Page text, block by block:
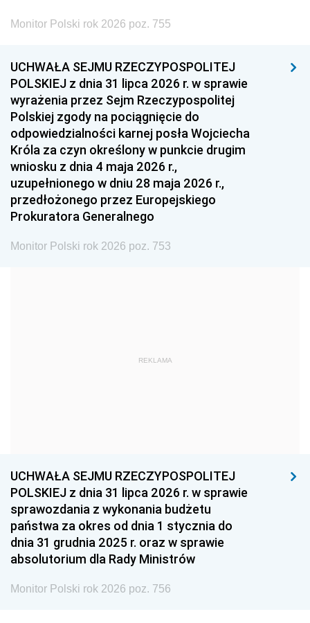
1996 1995 1994
1993 1992 1991
1990 1989
1987 1986 1985
1984 1983
1981 1980 1979
1978 1977
1975 1974
1959
1939 1938 1937
1936 1930
Monitor Polski rok 2026 poz. 755
UCHWAŁA SEJMU RZECZYPOSPOLITEJ
POLSKIEJ z dnia 31 lipca 2026 r. w sprawie
wyrażenia przez Sejm Rzeczypospolitej
Polskiej zgody na pociągnięcie do
odpowiedzialności karnej posła Wojciecha
Króla za czyn określony w punkcie drugim
wniosku z dnia 4 maja 2026 r.,
uzupełnionego w dniu 28 maja 2026 r.,
przedłożonego przez Europejskiego
Prokuratora Generalnego
Monitor Polski rok 2026 poz. 753
REKLAMA
UCHWAŁA SEJMU RZECZYPOSPOLITEJ
POLSKIEJ z dnia 31 lipca 2026 r. w sprawie
sprawozdania z wykonania budżetu
państwa za okres od dnia 1 stycznia do
dnia 31 grudnia 2025 r. oraz w sprawie
absolutorium dla Rady Ministrów
Monitor Polski rok 2026 poz. 756